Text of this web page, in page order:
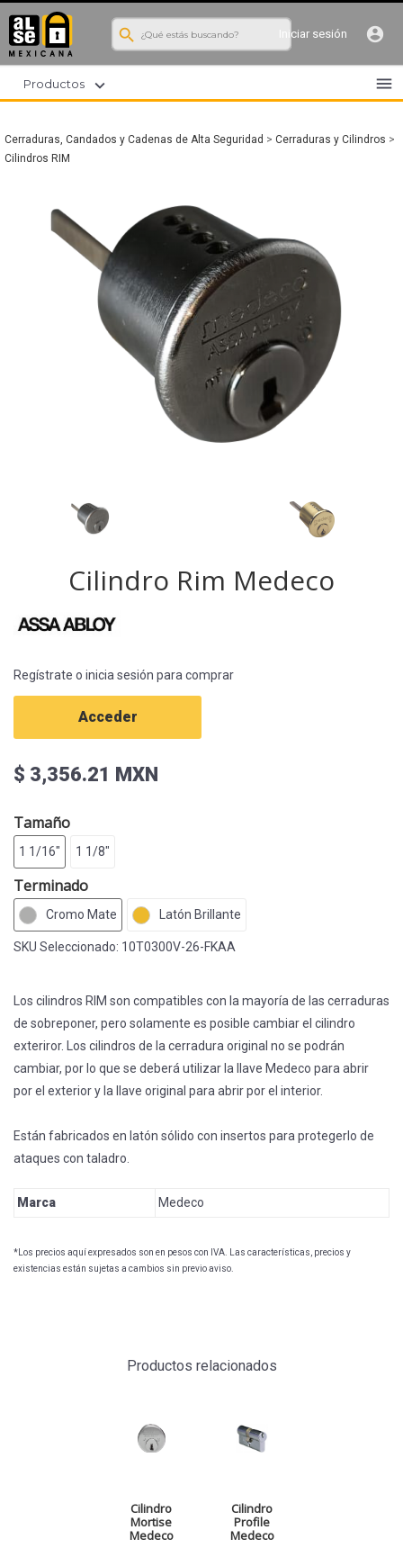
search Iniciar sesión account_circle
menu
Productos expand_more
Cerraduras, Candados y Cadenas de Alta Seguridad > Cerraduras y Cilindros >
Cilindros RIM
Cilindro Rim Medeco
Regístrate o inicia sesión para comprar
Acceder
$ 3,356.21 MXN
Tamaño
1 1/16" 1 1/8"
Terminado
Cromo Mate Latón Brillante
SKU Seleccionado: 10T0300V-26-FKAA
Los cilindros RIM son compatibles con la mayoría de las cerraduras
de sobreponer, pero solamente es posible cambiar el cilindro
exteriror. Los cilindros de la cerradura original no se podrán
cambiar, por lo que se deberá utilizar la llave Medeco para abrir
por el exterior y la llave original para abrir por el interior.
Están fabricados en latón sólido con insertos para protegerlo de
ataques con taladro.
Marca Medeco
*Los precios aquí expresados son en pesos con IVA. Las características, precios y
existencias están sujetas a cambios sin previo aviso.
Productos relacionados
Cilindro
Mortise
Medeco
Cilindro
Profile
Medeco